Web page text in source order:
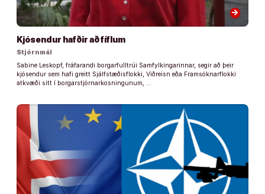
arrow_forward
Kjósendur hafðir að fíflum
Stjórnmál
Sabine Leskopf, fráfarandi borgarfulltrúi Samfylkingarinnar, segir að þeir
kjósendur sem hafi greitt Sjálfstæðisflokki, Viðreisn eða Framsóknarflokki
atkvæði sitt í borgarstjórnarkosningunum, …